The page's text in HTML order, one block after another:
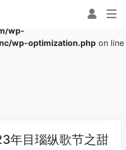
in
wp-
wp-optimization.php on line
年目瑙纵歌节之甜